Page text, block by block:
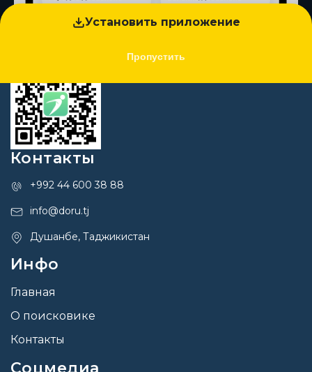
Установить приложение
Пропустить
Контакты
+992 44 600 38 88
info@doru.tj
Душанбе, Таджикистан
Инфо
Главная
О поисковике
Контакты